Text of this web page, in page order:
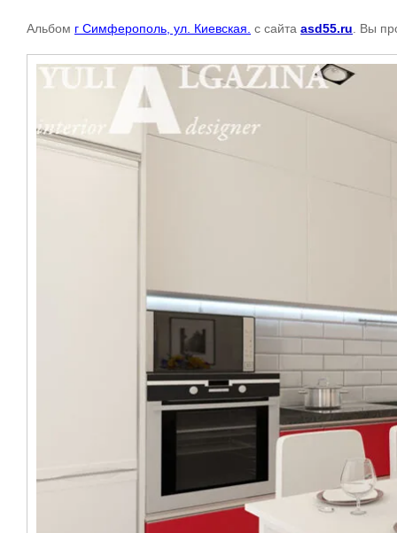
Альбом г Симферополь, ул. Киевская. с сайта asd55.ru . Вы